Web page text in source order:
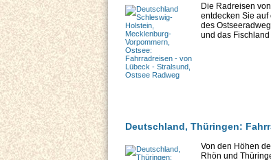
Die Radreisen
entdecken Sie
des
und das Fischland
Deutschland, Thüringen:
Von den Höhen
Rhön und